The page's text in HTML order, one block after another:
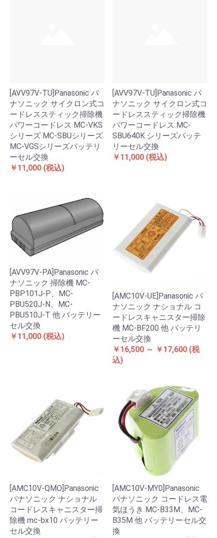
[AVV97V-TU]Panasonic パ
ナソニック サイクロン式コ
ードレススティック掃除機
パワーコードレス MC-VKS
シリーズ MC-SBUシリーズ
MC-VGSシリーズバッテリ
ーセル交換
￥11,000 (税込)
[AVV97V-TU]Panasonic パ
ナソニック サイクロン式コ
ードレススティック掃除機
パワーコードレス MC-
SBU640K シリーズバッテ
リーセル交換
￥11,000 (税込)
[AVV97V-PA]Panasonic パ
ナソニック 掃除機 MC-
PBP101J-P、MC-
PBU520J-N、MC-
PBU510J-T 他 バッテリー
セル交換
￥11,000 (税込)
[AMC10V-UE]Panasonic パ
ナソニック ナショナル コ
ードレスキャニスター掃除
機 MC-BF200 他 バッテリ
ーセル交換
￥16,500 ～ ￥17,600 (税
込)
[AMC10V-QMO]Panasonic
パナソニック ナショナル
コードレスキャニスター掃
除機 mc-bx10 バッテリー
セル交換
[AMC10V-MY0]Panasonic
パナソニック コードレス電
気ほうき MC-B33M、MC-
B35M 他 バッテリーセル交
換